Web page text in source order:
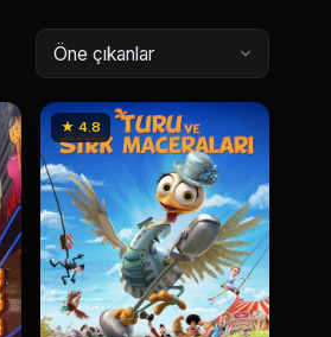
★ 4.8